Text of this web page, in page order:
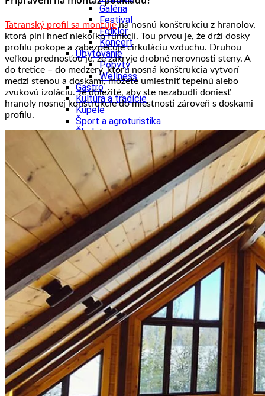
Galéria
Festival
Folklór
Koncert
Ubytovanie
Pobyty
Wellness
Gastro
Kultúra a tradície
Kúpele
Šport a agroturistika
Školstvo
Ekonomika obchod a doprava
Banskobystrický kraj
Tipy
Výlet
Turistika
Cyklistika
Hrady
Podujatia
Výstava
Galéria
Festival
Folklór
Ubytovanie
Wellness
Gastro
Kaviarne
Kultúra a tradície
Kúpele
Šport a agroturistika
Školstvo
Ekonomika obchod a doprava
Košický kraj
Tatranský profil sa montujena nosnú konštrukciu z hranolov,
ktorá plní hneď niekoľko funkcií. Tou prvou je, že drží dosky
profilu pokope a zabezpečuje cirkuláciu vzduchu. Druhou
veľkou prednosťou je, že zakryje drobné nerovnosti steny. A
do tretice – do medzery, ktorú nosná konštrukcia vytvorí
medzi stenou a doskami, môžete umiestniť tepelnú alebo
zvukovú izoláciu. Je dôležité, aby ste nezabudli doniesť
hranoly nosnej konštrukcie do miestnosti zároveň s doskami
profilu.